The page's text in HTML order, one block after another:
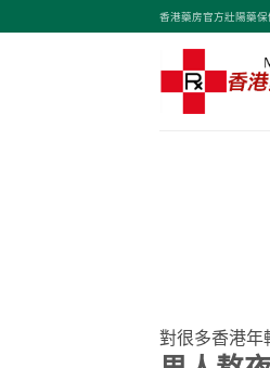
to
香港藥房官方壯陽藥
對很多香港年